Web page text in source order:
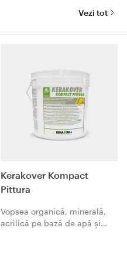
Vezi tot
Kerakover Kompact
Pittura
Vopsea organică, minerală,
acrilică pe bază de apă și